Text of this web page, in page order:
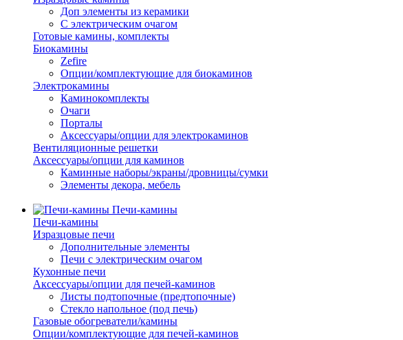
Доп элементы из керамики
С электрическим очагом
Готовые камины, комплекты
Биокамины
Zefire
Опции/комплектующие для биокаминов
Электрокамины
Каминокомплекты
Очаги
Порталы
Аксессуары/опции для электрокаминов
Вентиляционные решетки
Аксессуары/опции для каминов
Каминные наборы/экраны/дровницы/сумки
Элементы декора, мебель
Печи-камины
Печи-камины
Изразцовые печи
Дополнительные элементы
Печи с электрическим очагом
Кухонные печи
Аксессуары/опции для печей-каминов
Листы подтопочные (предтопочные)
Стекло напольное (под печь)
Газовые обогреватели/камины
Опции/комплектующие для печей-каминов